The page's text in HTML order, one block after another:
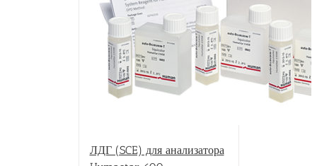
ЛДГ (SCE) для анализатора